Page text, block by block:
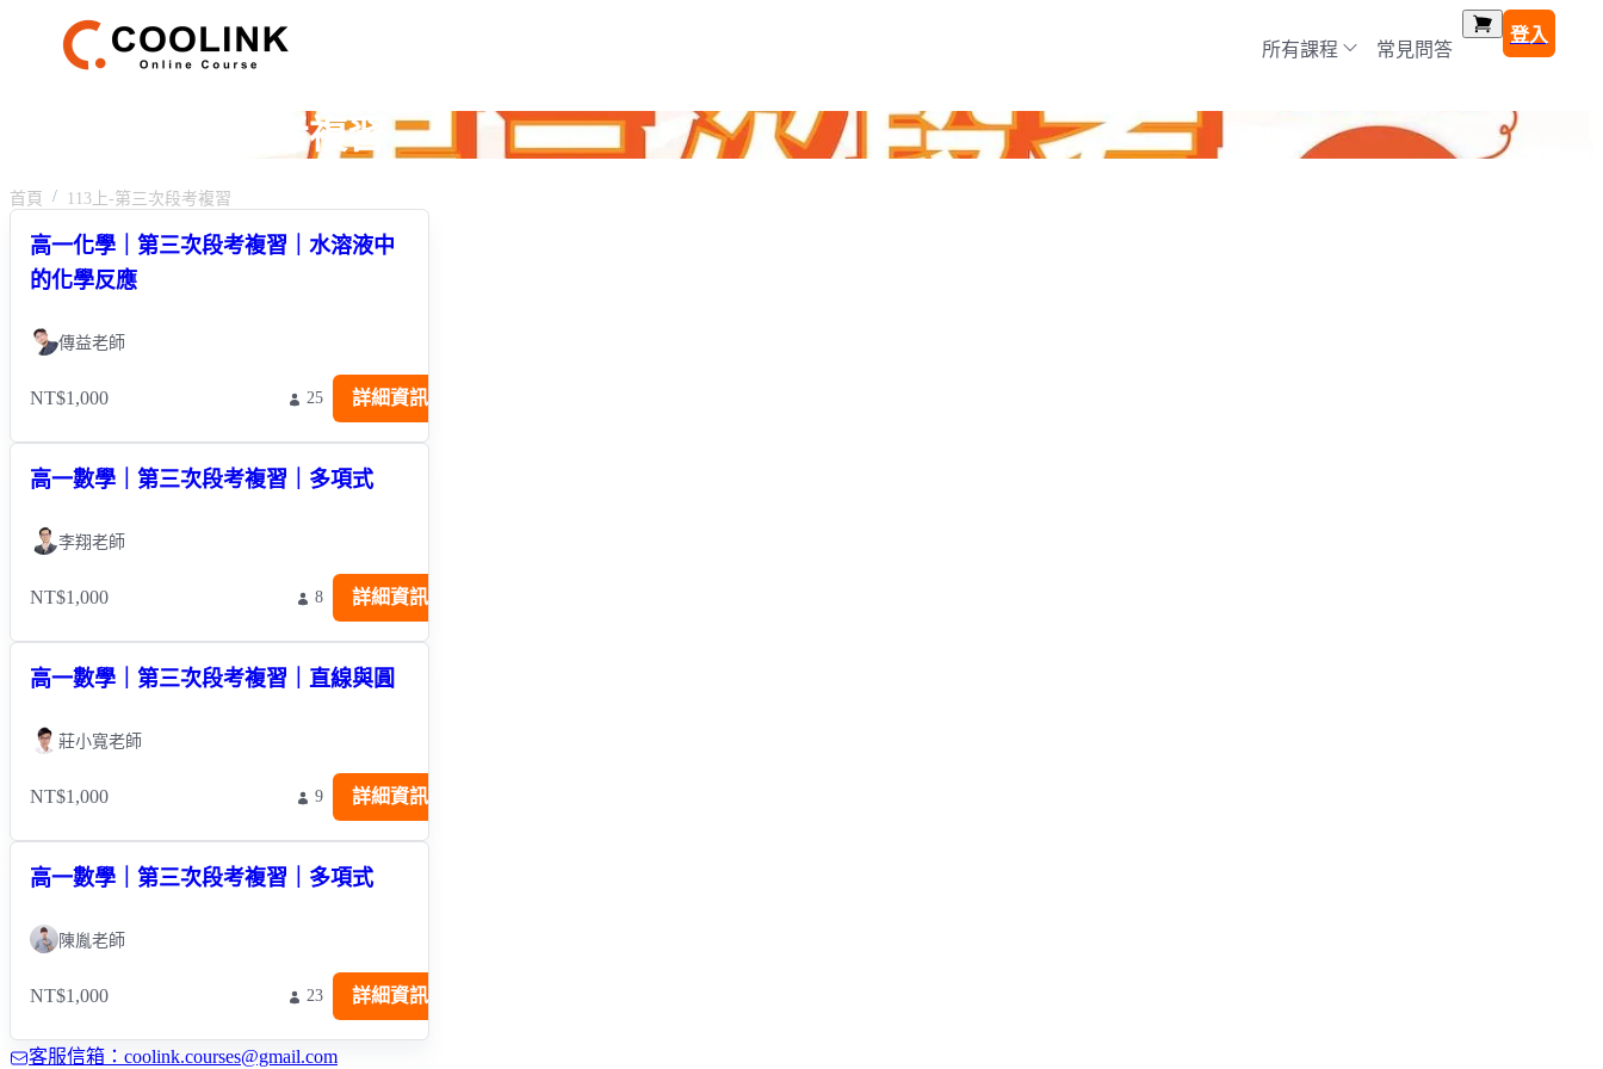
所有課程 常見問答
登入
113上-第三次段考複習
首頁 113上-第三次段考複習
高一化學｜第三次段考複習｜水溶液中
的化學反應
傳益老師
NT$1,000 25 詳細資訊
高一數學｜第三次段考複習｜多項式
李翔老師
NT$1,000 8 詳細資訊
高一數學｜第三次段考複習｜直線與圓
莊小寬老師
NT$1,000 9 詳細資訊
高一數學｜第三次段考複習｜多項式
陳胤老師
NT$1,000 23 詳細資訊
客服信箱：coolink.courses@gmail.com